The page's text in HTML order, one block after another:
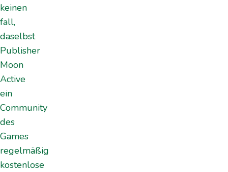
keinen
fall,
daselbst
Publisher
Moon
Active
ein
Community
des
Games
regelmäßig
kostenlose